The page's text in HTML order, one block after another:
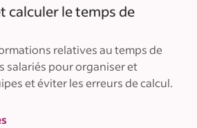
calculer le temps de
relatives au temps de
salariés pour organiser et
et éviter les erreurs de calcul.